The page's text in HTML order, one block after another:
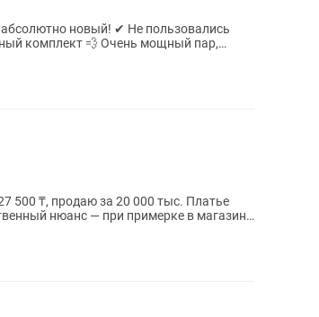
мощный пар,
нюанс — при примерке в магазине